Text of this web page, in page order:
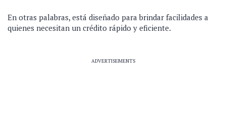
En otras palabras, está diseñado para brindar facilidades a
quienes necesitan un crédito rápido y eficiente.
ADVERTISEMENTS